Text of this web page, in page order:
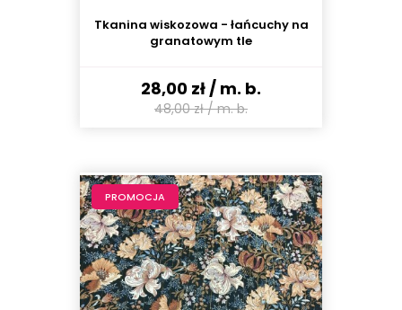
Tkanina wiskozowa - łańcuchy na
granatowym tle
28,00 zł/ m. b.
48,00 zł/ m. b.
PROMOCJA